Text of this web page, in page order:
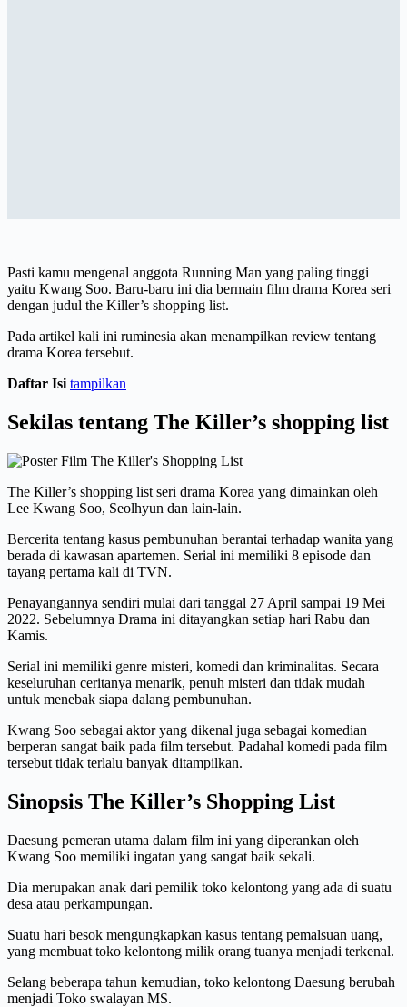
Pasti kamu mengenal anggota Running Man yang paling tinggi
yaitu Kwang Soo. Baru-baru ini dia bermain film drama Korea seri
dengan judul the Killer’s shopping list.
Pada artikel kali ini ruminesia akan menampilkan review tentang
drama Korea tersebut.
Daftar Isi tampilkan
Sekilas tentang The Killer’s shopping list
The Killer’s shopping list seri drama Korea yang dimainkan oleh
Lee Kwang Soo, Seolhyun dan lain-lain.
Bercerita tentang kasus pembunuhan berantai terhadap wanita yang
berada di kawasan apartemen. Serial ini memiliki 8 episode dan
tayang pertama kali di TVN.
Penayangannya sendiri mulai dari tanggal 27 April sampai 19 Mei
2022. Sebelumnya Drama ini ditayangkan setiap hari Rabu dan
Kamis.
Serial ini memiliki genre misteri, komedi dan kriminalitas. Secara
keseluruhan ceritanya menarik, penuh misteri dan tidak mudah
untuk menebak siapa dalang pembunuhan.
Kwang Soo sebagai aktor yang dikenal juga sebagai komedian
berperan sangat baik pada film tersebut. Padahal komedi pada film
tersebut tidak terlalu banyak ditampilkan.
Sinopsis The Killer’s Shopping List
Daesung pemeran utama dalam film ini yang diperankan oleh
Kwang Soo memiliki ingatan yang sangat baik sekali.
Dia merupakan anak dari pemilik toko kelontong yang ada di suatu
desa atau perkampungan.
Suatu hari besok mengungkapkan kasus tentang pemalsuan uang,
yang membuat toko kelontong milik orang tuanya menjadi terkenal.
Selang beberapa tahun kemudian, toko kelontong Daesung berubah
menjadi Toko swalayan MS.